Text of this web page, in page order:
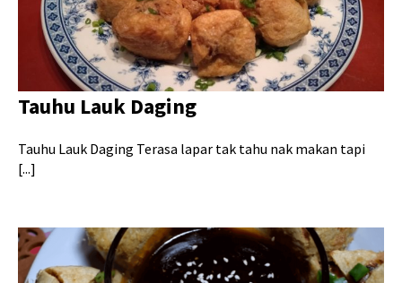
Tauhu Lauk Daging
Tauhu Lauk Daging Terasa lapar tak tahu nak makan tapi
[...]